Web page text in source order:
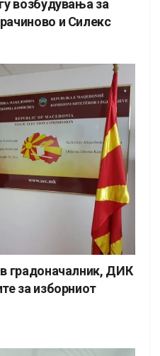
возбудувања за
и Силекс
градоначалник, ДИК
за изборниот